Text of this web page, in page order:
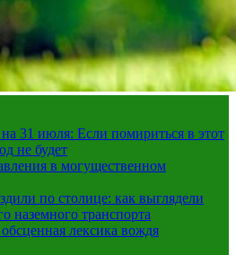
31 июля: Если помириться в этот
не будет
в могущественном
по столице: как выглядели
наземного транспорта
лексика вождя